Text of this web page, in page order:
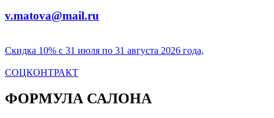
v.matova@mail.ru
Скидка 10% с 31 июля по 31 августа 2026 года,
СОЦКОНТРАКТ
ФОРМУЛА САЛОНА